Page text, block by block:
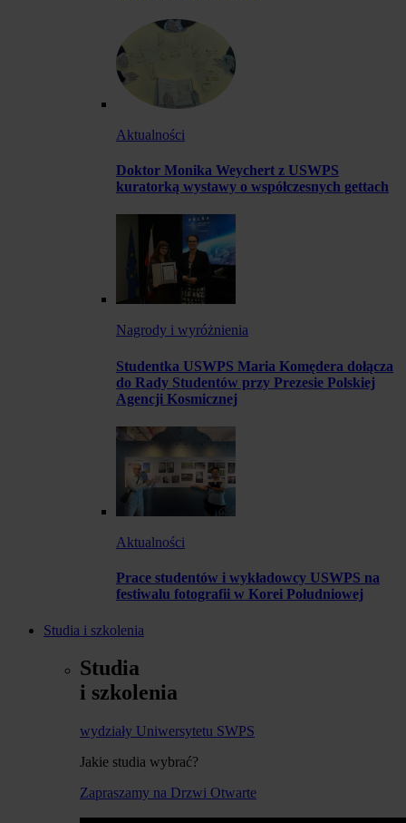
Aktualności
Doktor Monika Weychert z USWPS
kuratorką wystawy o współczesnych gettach
Nagrody i wyróżnienia
Studentka USWPS Maria Komędera dołącza
do Rady Studentów przy Prezesie Polskiej
Agencji Kosmicznej
Aktualności
Prace studentów i wykładowcy USWPS na
festiwalu fotografii w Korei Południowej
Studia i szkolenia
Studia
i szkolenia
wydziały Uniwersytetu SWPS
Jakie studia wybrać?
Zapraszamy na Drzwi Otwarte